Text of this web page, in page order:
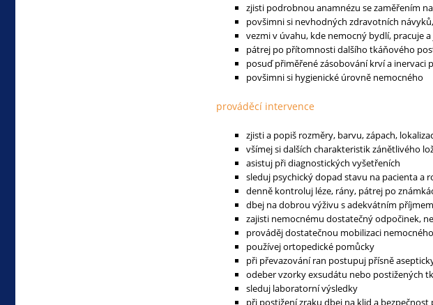
zjisti podrobnou anamnézu se zaměřením
povšimni si nevhodných zdravotních
vezmi v úvahu, kde nemocný bydlí, pracuje
pátrej po přítomnosti dalšího tkáňového
posuď přiměřené zásobování krví a inervaci
povšimni si hygienické úrovně nemocného
prováděcí intervence
zjisti a popiš rozměry, barvu, zápach,
všímej si dalších charakteristik zánětlivého
asistuj při diagnostických vyšetřeních
sleduj psychický dopad stavu na pacienta a
denně kontroluj léze, rány, pátrej po
dbej na dobrou výživu s adekvátním
zajisti nemocnému dostatečný odpočinek,
prováděj dostatečnou mobilizaci nemocného
používej ortopedické pomůcky
při převazování ran postupuj přísně
odeber vzorky exsudátu nebo postižených
sleduj laboratorní výsledky
při postižení zraku dbej na klid a